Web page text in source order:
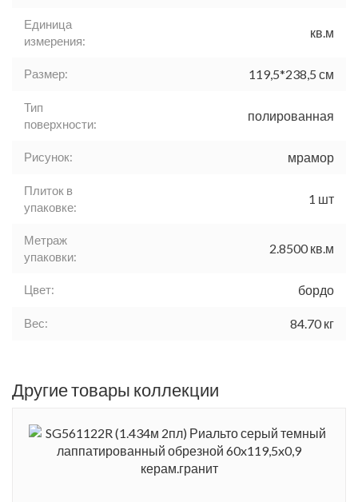
Единица
измерения:
кв.м
Размер: 119,5*238,5 см
Тип
поверхности:
полированная
Рисунок: мрамор
Плиток в
упаковке:
1 шт
Метраж
упаковки:
2.8500 кв.м
Цвет: бордо
Вес: 84.70 кг
Другие товары коллекции